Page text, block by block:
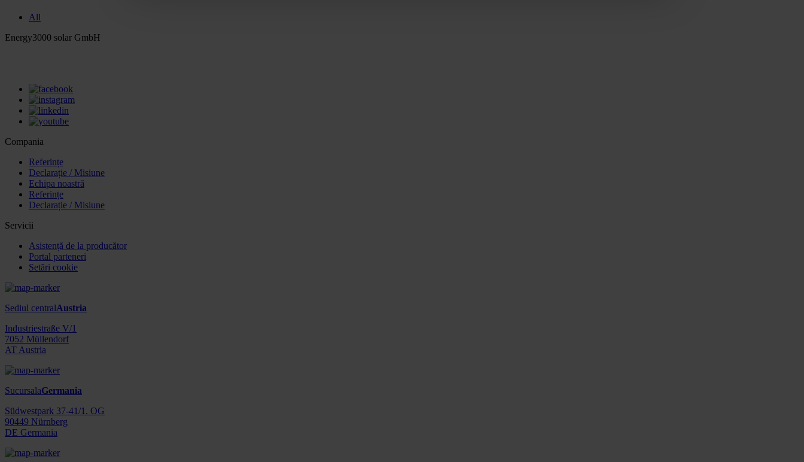
All
Energy3000 solar GmbH
Compania
Referințe
Declarație / Misiune
Echipa noastră
Referințe
Declarație / Misiune
Servicii
Asistență de la producător
Portal parteneri
Setări cookie
Sediul centralAustria
Industriestraße V/1
7052 Müllendorf
AT Austria
SucursalaGermania
Südwestpark 37-41/1. OG
90449 Nürnberg
DE Germania